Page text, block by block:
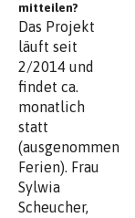
mitteilen?
Das Projekt
läuft seit
2/2014 und
findet ca.
monatlich
statt
(ausgenommen
Ferien). Frau
Sylwia
Scheucher,